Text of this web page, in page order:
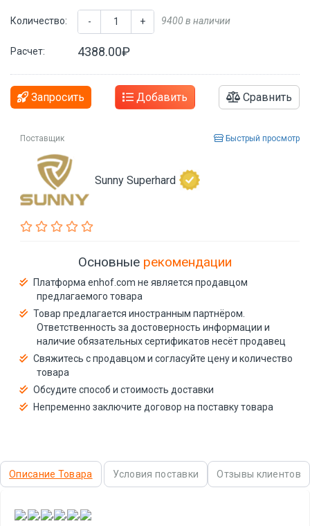
Количество: - + 9400 в наличии
Расчет: 4388.00₽
Запросить Добавить Сравнить
Поставщик Быстрый просмотр
Sunny Superhard
Основные рекомендации
Платформа enhof.com не является продавцом
предлагаемого товара
Товар предлагается иностранным партнёром.
Ответственность за достоверность информации и
наличие обязательных сертификатов несёт продавец
Свяжитесь с продавцом и согласуйте цену и количество
товара
Обсудите способ и стоимость доставки
Непременно заключите договор на поставку товара
Описание Товара Условия поставки Отзывы клиентов
, , , , ,